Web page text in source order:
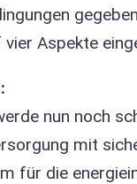
Aspekte
nun noch
mit
für die